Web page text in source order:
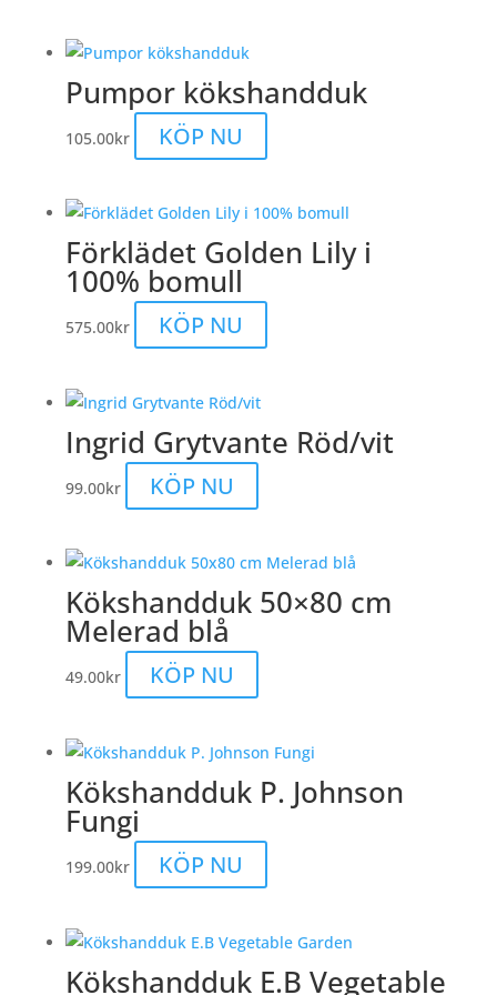
flera
varianter.
väljas
Pumpor kökshandduk
105.00kr KÖP NU
Förklädet Golden Lily i
100% bomull
575.00kr KÖP NU
Ingrid Grytvante Röd/vit
99.00kr KÖP NU
Kökshandduk 50×80 cm
Melerad blå
49.00kr KÖP NU
Kökshandduk P. Johnson
Fungi
199.00kr KÖP NU
Kökshandduk E.B Vegetable